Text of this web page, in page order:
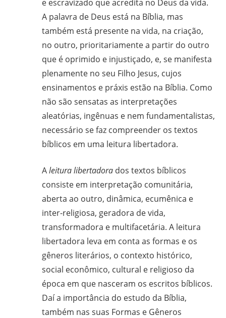
e escravizado que acredita no Deus da vida.
A palavra de Deus está na Bíblia, mas
também está presente na vida, na criação,
no outro, prioritariamente a partir do outro
que é oprimido e injustiçado, e, se manifesta
plenamente no seu Filho Jesus, cujos
ensinamentos e práxis estão na Bíblia. Como
não são sensatas as interpretações
aleatórias, ingênuas e nem fundamentalistas,
necessário se faz compreender os textos
bíblicos em uma leitura libertadora.
Aleitura libertadorados textos bíblicos
consiste em interpretação comunitária,
aberta ao outro, dinâmica, ecumênica e
inter-religiosa, geradora de vida,
transformadora e multifacetária. A leitura
libertadora leva em conta as formas e os
gêneros literários, o contexto histórico,
social econômico, cultural e religioso da
época em que nasceram os escritos bíblicos.
Daí a importância do estudo da Bíblia,
também nas suas Formas e Gêneros